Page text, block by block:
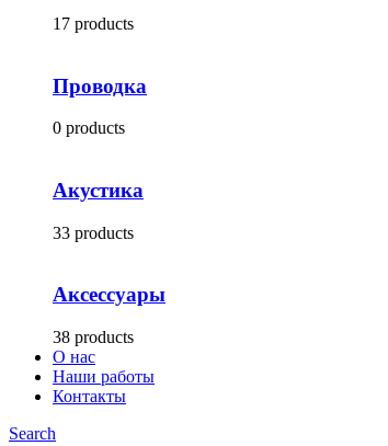
17 products
Проводка
0 products
Акустика
33 products
Аксессуары
38 products
О нас
Наши работы
Контакты
Search